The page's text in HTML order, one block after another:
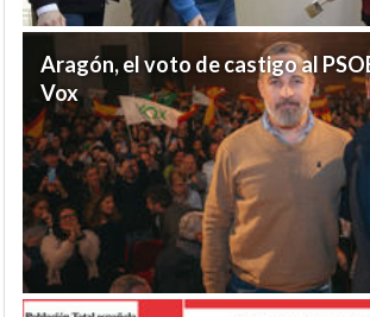
Aragón, el voto de castigo al
Vox